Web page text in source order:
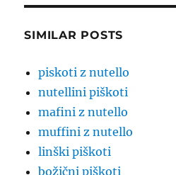
SIMILAR POSTS
piskoti z nutello
nutellini piškoti
mafini z nutello
muffini z nutello
linški piškoti
božični piškoti